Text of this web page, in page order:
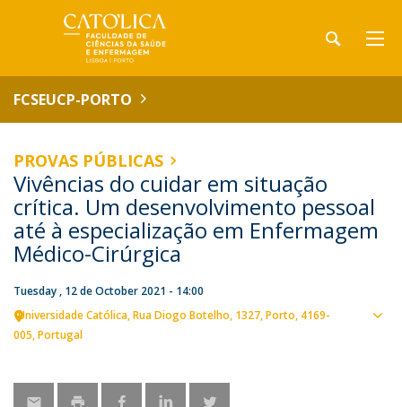
FCSEUCP-PORTO
PROVAS PÚBLICAS
Vivências do cuidar em situação
crítica. Um desenvolvimento pessoal
até à especialização em Enfermagem
Médico-Cirúrgica
Tuesday , 12 de October 2021 - 14:00
Universidade Católica Rua Diogo Botelho, 1327 Porto 4169-
005 Portugal